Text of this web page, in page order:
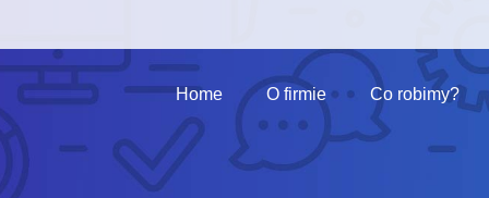
Home O firmie Co robimy?